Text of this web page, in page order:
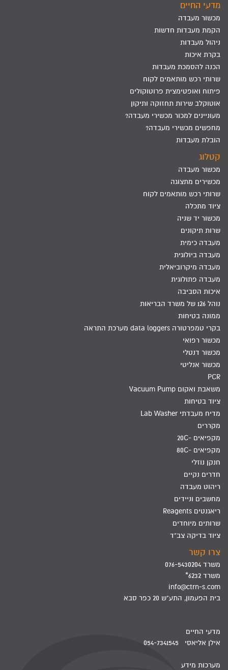
מדעי החיים
מכשור מעבדה
הקמת מעבדות חדשות
ניהול מעבדות
בקרת איכות
הכנה להסמכת מעבדות
שרותי רכש מותאמים לקוח
פיתוח ואופטימצית פרוטוקולים
אוטוקלב שירות תחזוקה ותיקון
מעוניינים למכור מכשירי מעבדה?
מחפשים מכשירי מעבדה?
הובלת מעבדות
קטלוג
מכשור מעבדה
מכשירים מתצוגה
שרותי רכש מותאמים לקוח
ציוד מתכלה
מכשור יד שניה
שרות תיקונים
מעבדה כימית
מעבדה ביולוגית
מעבדה מיקרוביאלית
מעבדה פתולוגית
איכות הסביבה
נוהל 126 של משרד הבריאות
ממונה בטיחות
בקרי טמפרטורה data loggers מערכת התראה
מכשור רפואי
מכשור דנטלי
מכשור אנליטי
PCR
משאבת ואקום Vacuum Pump
ציוד בטיחות
מדיח מעבדתי Lab Washer
מקררים
מקפיאים -20C
מקפיאים -80C
חנקן נוזלי
חדרים נקיים
ריהוט מעבדה
מחשבים וניידים
ריאגנטים Reagents
שרותים מיוחדים
ציוד בדיקה צב"ד
צרו קשר
משרד 076-5430204
משרד 6232*
info@ctrn-s.com
בית הפעמון, התע"ש 20 כפר סבא
מדעי החיים
אילן אליאסי 054-7341545
מערכות מידע